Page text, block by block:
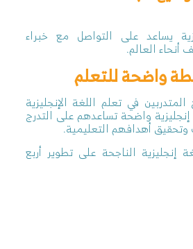
يساعد على التواصل مع خبراء
العالم.
واضحة للتعلم
في تعلم اللغة الإنجليزية
واضحة تساعدهم على التدرج
أهدافهم التعليمية.
الناجحة على تطوير أربع